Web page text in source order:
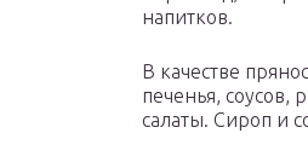
напитков.
В качестве
печенья, соусов,
салаты. Сироп и